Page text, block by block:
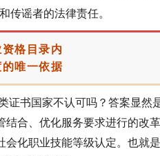
传谣者的法律责任。
格目录内
唯一依据
证书国家不认可吗？答案显然
合、优化服务要求进行的改
化职业技能等级认定。也就